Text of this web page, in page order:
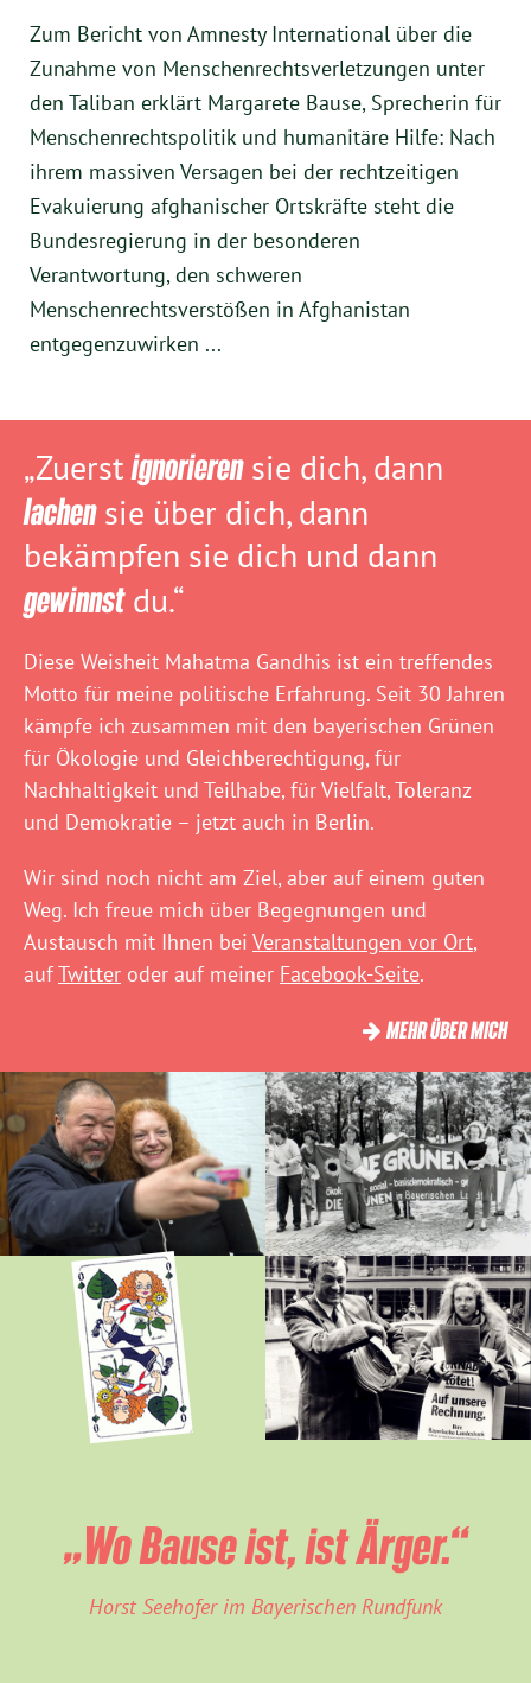
Zum Bericht von Amnesty International über die
Zunahme von Menschenrechtsverletzungen unter
den Taliban erklärt Margarete Bause, Sprecherin für
Menschenrechtspolitik und humanitäre Hilfe: Nach
ihrem massiven Versagen bei der rechtzeitigen
Evakuierung afghanischer Ortskräfte steht die
Bundesregierung in der besonderen
Verantwortung, den schweren
Menschenrechtsverstößen in Afghanistan
entgegenzuwirken ...
„Zuerstignorierensie dich, dann
lachensie über dich, dann
bekämpfen sie dich und dann
gewinnstdu.“
Diese Weisheit Mahatma Gandhis ist ein treffendes
Motto für meine politische Erfahrung. Seit 30 Jahren
kämpfe ich zusammen mit den bayerischen Grünen
für Ökologie und Gleichberechtigung, für
Nachhaltigkeit und Teilhabe, für Vielfalt, Toleranz
und Demokratie – jetzt auch in Berlin.
Wir sind noch nicht am Ziel, aber auf einem guten
Weg. Ich freue mich über Begegnungen und
Austausch mit Ihnen bei Veranstaltungen vor Ort,
aufTwitter oder auf meiner Facebook-Seite.
MEHR ÜBER MICH
„Wo Bause ist, ist Ärger.“
Horst Seehofer im Bayerischen Rundfunk